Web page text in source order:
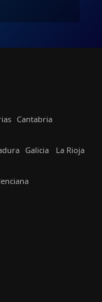
Cantabria
Galicia La Rioja